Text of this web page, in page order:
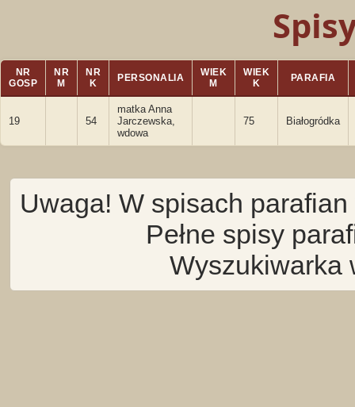
NR
GOSP
NR
M
NR
K
PERSONALIA
WIEK
M
WIEK
K
PARAFIA
19 54
matka Anna
Jarczewska,
wdowa
75 Białogródka
Uwaga! W spisach
Pełne spisy
Wyszukiwarka